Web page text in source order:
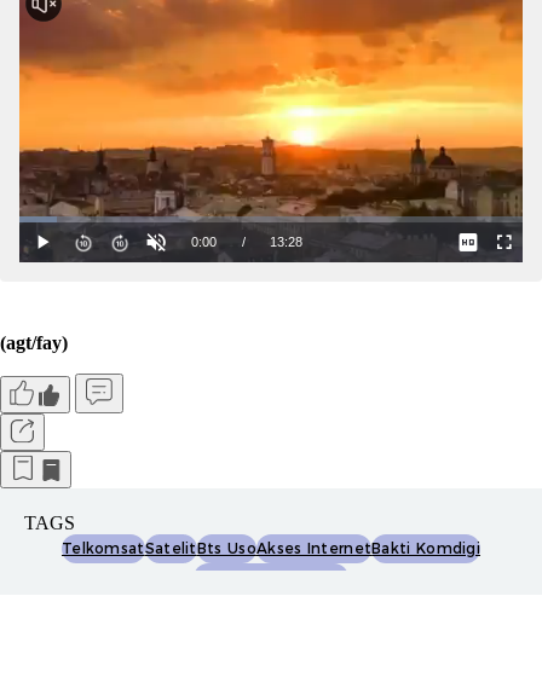
(agt/fay)
TAGS
TelkomsatSatelitBts UsoAkses InternetBakti Komdigi